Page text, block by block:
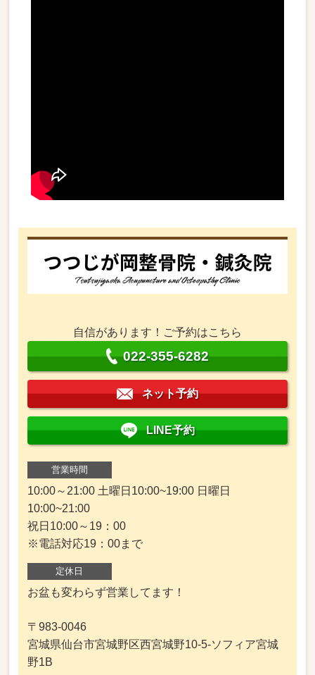
自信があります！ご予約はこちら
022-355-6282
ネット予約
LINE予約
営業時間
10:00～21:00 土曜日10:00~19:00 日曜日
10:00~21:00
祝日10:00～19：00
※電話対応19：00まで
定休日
お盆も変わらず営業してます！
〒983-0046
宮城県仙台市宮城野区西宮城野10-5-ソフィア宮城
野1B